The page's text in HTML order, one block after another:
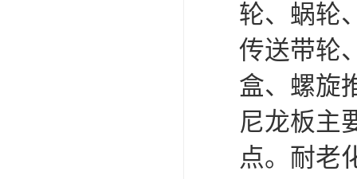
轮、蜗轮
传送带轮
盒、螺旋
尼龙板主
点。耐老